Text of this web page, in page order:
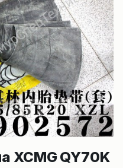
XCMG QY70K